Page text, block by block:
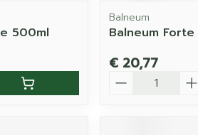
500ml
Balneum
Balneum
€ 20,77